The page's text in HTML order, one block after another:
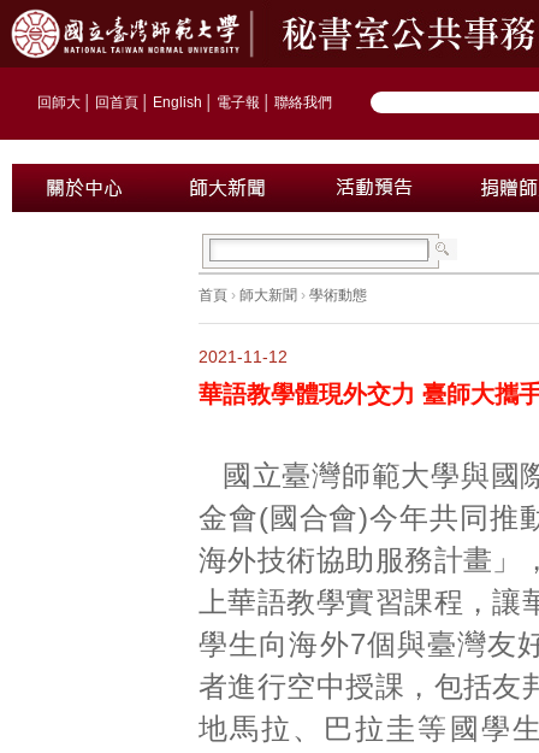
回師大 回首頁 English 電子報 聯絡我們
首頁 › 師大新聞 › 學術動態
2021-11-12
華語教學體現外交力 臺師大攜
國立臺灣師範大學與國
金會(國合會)今年共同推
海外技術協助服務計畫」
上華語教學實習課程，讓
學生向海外7個與臺灣友
者進行空中授課，包括友
地馬拉、巴拉圭等國學